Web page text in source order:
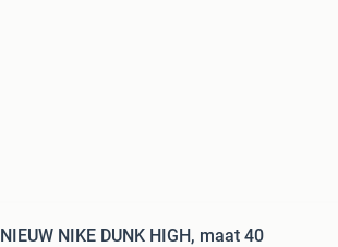
NIEUW NIKE DUNK HIGH, maat 40